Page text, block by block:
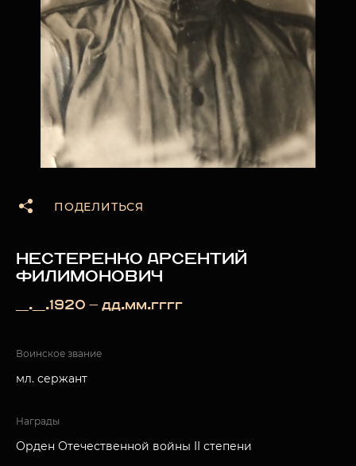
ПОДЕЛИТЬСЯ
НЕСТЕРЕНКО АРСЕНТИЙ
ФИЛИМОНОВИЧ
__.__.1920 — дд.мм.гггг
Воинское звание
мл. сержант
Награды
Орден Отечественной войны II степени